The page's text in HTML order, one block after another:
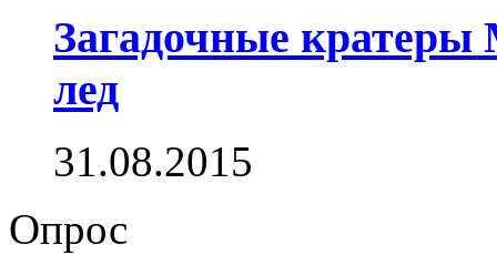
Загадочные
лед
31.08.2015
Опрос